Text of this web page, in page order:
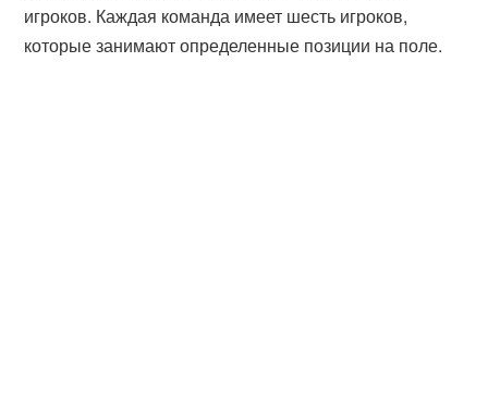
игроков. Каждая команда имеет шесть игроков,
которые занимают определенные позиции на поле.